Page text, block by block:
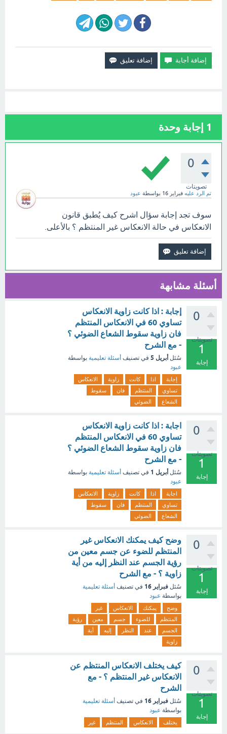
1 إجابة وحدة
0
تصويتات
تم الرد عليه فبراير 16 بواسطة عبود
سوف تجد إجابة سؤال اشرح كيف يُطبق قانون
الانعكاس في حالة الانعكاس غير المنتظم ؟ بالأعلى.
أسئلة مشابهة
0
تصويتات
1
إجابة
إجابة : اذا كانت زاوية الانعكاس
تساوي 60 في الانعكاس المنتظم
فان زاوية سقوط الشعاع الضوئي ؟
- مع الشرح
سُئل أبريل 5 في تصنيف أسئلة تعليمية بواسطة
عبود
إجابة اذا كانت زاوية
الانعكاس
تساوي
المنتظم فان
سقوط
الشعاع
الضوئي
0
تصويتات
1
إجابة
اجابة : اذا كانت زاوية الانعكاس
تساوي 60 في الانعكاس المنتظم
فان زاوية سقوط الشعاع الضوئي ؟
- مع الشرح
سُئل أبريل 1 في تصنيف أسئلة تعليمية بواسطة
عبود
اجابة اذا كانت زاوية
الانعكاس
تساوي
المنتظم فان
سقوط
الشعاع
الضوئي
0
تصويتات
1
إجابة
وضح كيف يمكنك الانعكاس غير
المنتظم للضوء عن جسم معين من
رؤية الجسم عند النظر إليه من أية
زاوية ؟ - مع الشرح
سُئل فبراير 16 في تصنيف أسئلة تعليمية
بواسطة عبود
وضح يمكنك الانعكاس
غير
المنتظم
للضوء جسم معين
رؤية
الجسم
عند النظر إليه
أية
زاوية
0
تصويتات
1
إجابة
كيف يختلف الانعكاس المنتظم عن
الانعكاس غير المنتظم ؟ - مع
الشرح
سُئل فبراير 16 في تصنيف أسئلة تعليمية
بواسطة عبود
يختلف الانعكاس المنتظم غير